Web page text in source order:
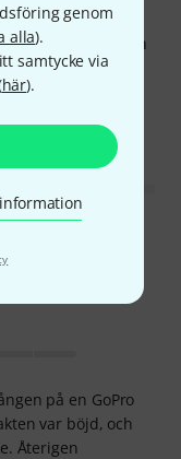
genom
alla).
samtycke via
här).
HD-video från
robust byggd och
utan problem;
på en GoPro
var böjd, och
Återigen